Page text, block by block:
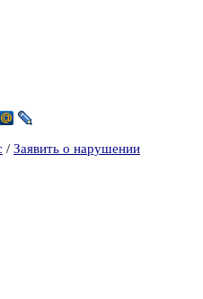
/ Заявить о нарушении